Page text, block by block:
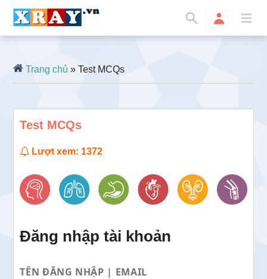
Trang chủ » Test MCQs
Test MCQs
Lượt xem: 1372
Đăng nhập tài khoản
TÊN ĐĂNG NHẬP | EMAIL